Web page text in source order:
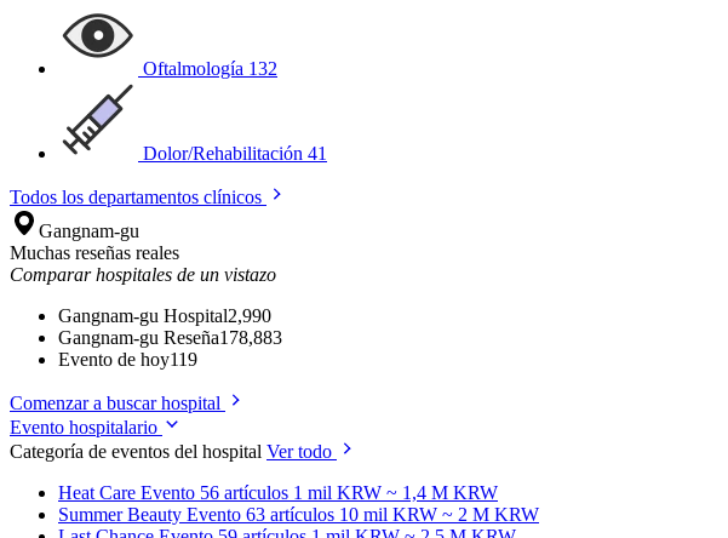
Oftalmología 132
Dolor/Rehabilitación 41
Todos los departamentos clínicos
Gangnam-gu
Muchas reseñas reales
Comparar hospitales de un vistazo
Gangnam-gu Hospital2,990
Gangnam-gu Reseña178,883
Evento de hoy119
Comenzar a buscar hospital
Evento hospitalario
Categoría de eventos del hospital Ver todo
Heat Care Evento 56 artículos 1 mil KRW ~ 1,4 M KRW
Summer Beauty Evento 63 artículos 10 mil KRW ~ 2 M KRW